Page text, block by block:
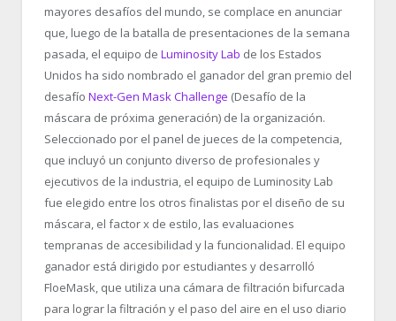
mayores desafíos del mundo, se complace en anunciar
que, luego de la batalla de presentaciones de la semana
pasada, el equipo de Luminosity Lab de los Estados
Unidos ha sido nombrado el ganador del gran premio del
desafío Next-Gen Mask Challenge (Desafío de la
máscara de próxima generación) de la organización.
Seleccionado por el panel de jueces de la competencia,
que incluyó un conjunto diverso de profesionales y
ejecutivos de la industria, el equipo de Luminosity Lab
fue elegido entre los otros finalistas por el diseño de su
máscara, el factor x de estilo, las evaluaciones
tempranas de accesibilidad y la funcionalidad. El equipo
ganador está dirigido por estudiantes y desarrolló
FloeMask, que utiliza una cámara de filtración bifurcada
para lograr la filtración y el paso del aire en el uso diario